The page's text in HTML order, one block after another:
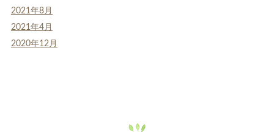
2021年8月
2021年4月
2020年12月